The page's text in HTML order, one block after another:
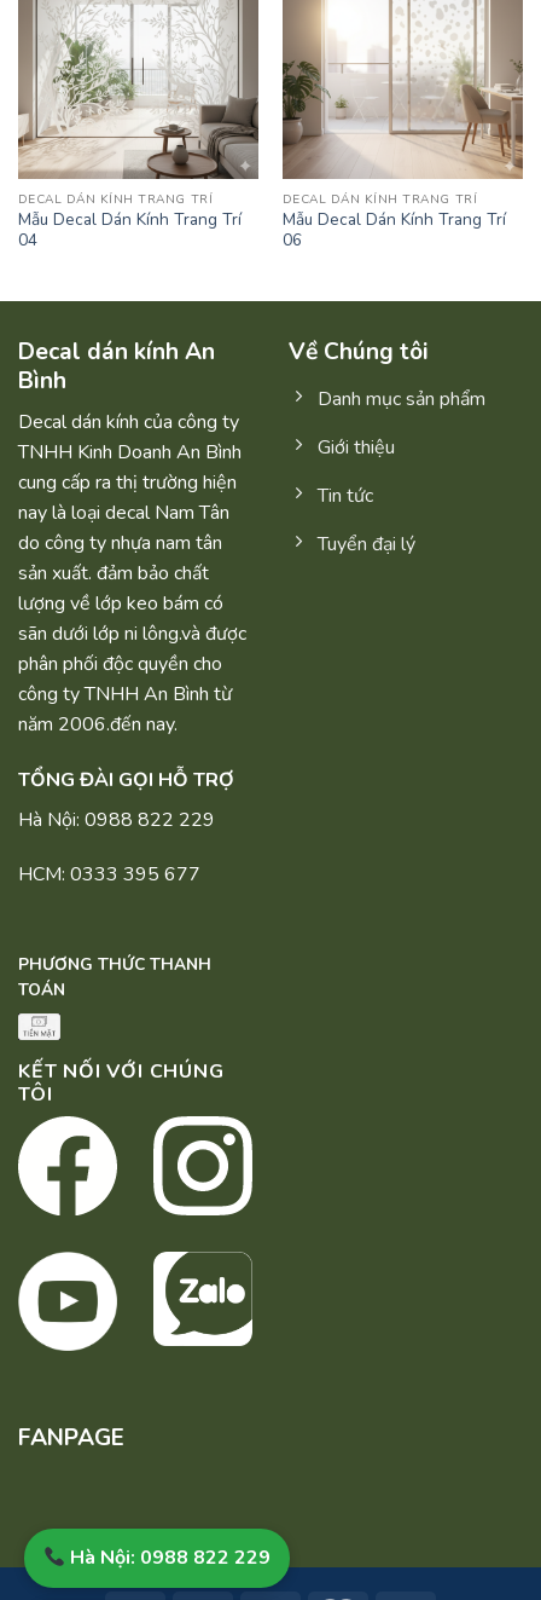
DECAL DÁN KÍNH TRANG TRÍ
Mẫu Decal Dán Kính Trang Trí
04
DECAL DÁN KÍNH TRANG TRÍ
Mẫu Decal Dán Kính Trang Trí
06
Decal dán kính An
Bình
Decal dán kính của công ty
TNHH Kinh Doanh An Bình
cung cấp ra thị trường hiện
nay là loại decal Nam Tân
do công ty nhựa nam tân
sản xuất. đảm bảo chất
lượng về lớp keo bám có
sãn dưới lớp ni lông.và được
phân phối độc quyền cho
công ty TNHH An Bình từ
năm 2006.đến nay.
TỔNG ĐÀI GỌI HỖ TRỢ
Hà Nội: 0988 822 229
HCM: 0333 395 677
Về Chúng tôi
Danh mục sản phẩm
Giới thiệu
Tin tức
Tuyển đại lý
PHƯƠNG THỨC THANH
TOÁN
KẾT NỐI VỚI CHÚNG
TÔI
FANPAGE
Hà Nội: 0988 822 229